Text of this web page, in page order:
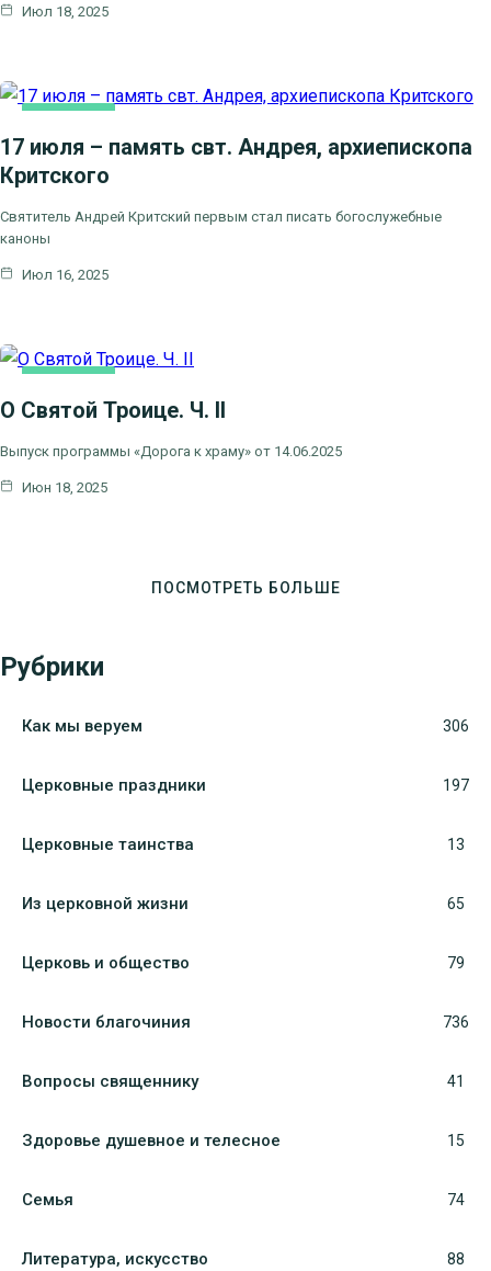
Июл 18, 2025
17 июля – память свт. Андрея, архиепископа
Критского
Святитель Андрей Критский первым стал писать богослужебные
каноны
Июл 16, 2025
О Святой Троице. Ч. II
Выпуск программы «Дорога к храму» от 14.06.2025
Июн 18, 2025
ПОСМОТРЕТЬ БОЛЬШЕ
Рубрики
Как мы веруем 306
Церковные праздники 197
Церковные таинства 13
Из церковной жизни 65
Церковь и общество 79
Новости благочиния 736
Вопросы священнику 41
Здоровье душевное и телесное 15
Семья 74
Литература, искуcство 88